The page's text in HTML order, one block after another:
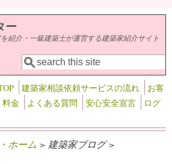
ー
紹介・一級建築士が運営する建築家紹介サイト
検索フォーム
検索
建築家相談依頼サービスの流れ
お客
料金 よくある質問 安心安全宣言
ログ
ホーム > 建築家ブログ >